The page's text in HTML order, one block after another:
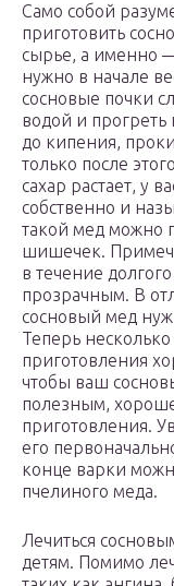
Само собой
приготовить
сырье, а именно
нужно в начале
сосновые почки
водой и прогреть
до кипения,
только после
сахар растает, у
собственно и
такой мед можно
шишечек.
в течение
прозрачным. В
сосновый мед
Теперь
приготовления
чтобы ваш
полезным,
приготовления.
его
конце варки
пчелиного меда.
Лечиться
детям. Помимо